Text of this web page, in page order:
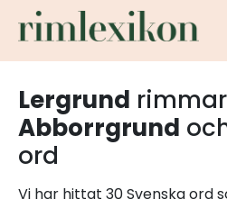
Lergrund
Abborrgrund
ord
Vi har hittat 30 Svenska ord